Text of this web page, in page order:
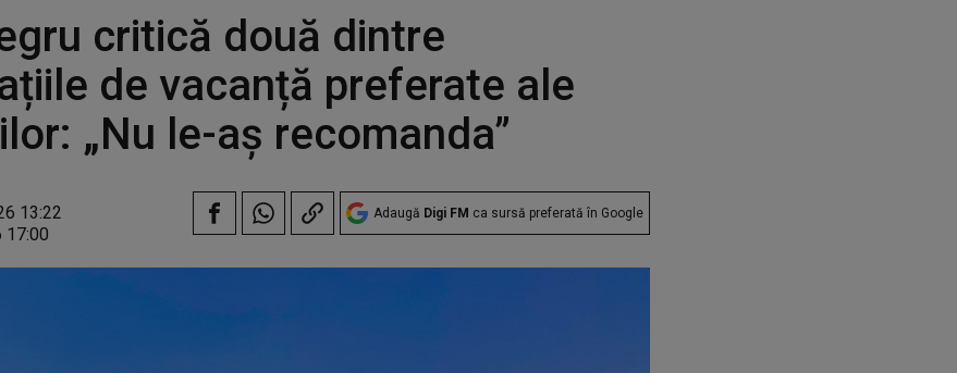
critică două dintre
de vacanță preferate ale
„Nu le-aș recomanda”
13:22
17:00
Adaugă Digi FM ca sursă preferată în Google